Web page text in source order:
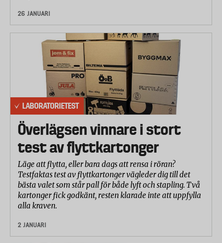
26 JANUARI
LABORATORIETEST
Överlägsen vinnare i stort
test av flyttkartonger
Läge att flytta, eller bara dags att rensa i röran?
Testfaktas test av flyttkartonger vägleder dig till det
bästa valet som står pall för både lyft och stapling. Två
kartonger fick godkänt, resten klarade inte att uppfylla
alla kraven.
2 JANUARI